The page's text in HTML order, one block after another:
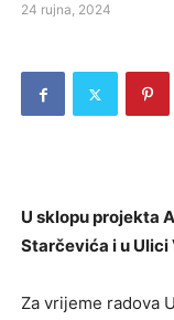
24 rujna, 2024
U sklopu projekta
Starčevića i u
Za vrijeme radova